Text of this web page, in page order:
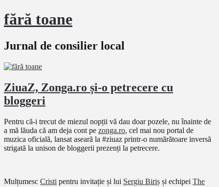
fără toane
Jurnal de consilier local
ZiuaZ, Zonga.ro și-o petrecere cu
bloggeri
Pentru că-i trecut de miezul nopții vă dau doar pozele, nu înainte de
a mă lăuda că am deja cont pe zonga.ro, cel mai nou portal de
muzica oficială, lansat aseară la #ziuaz printr-o numărătoare inversă
strigată la unison de bloggerii prezenți la petrecere.
Mulțumesc Cristi pentru invitație și lui Sergiu Biriș și echipei The